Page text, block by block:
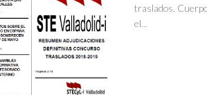
traslados.
el...